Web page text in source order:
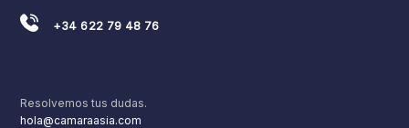
+34 622 79 48 76
Resolvemos tus dudas.
hola@camaraasia.com